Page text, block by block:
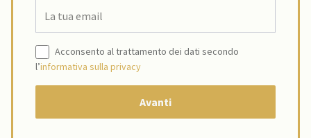
Acconsento al trattamento dei dati secondo
l’informativa sulla privacy